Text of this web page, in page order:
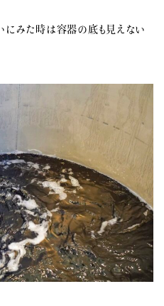
にみた時は容器の底も見えない